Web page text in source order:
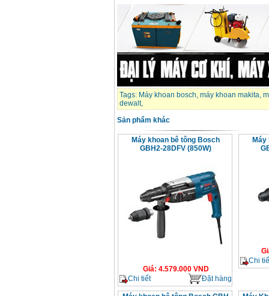
Tags: Máy khoan bosch,máy khoan makita,
dewalt,
Sản phẩm khác
Máy khoan bê tông Bosch
GBH2-28DFV (850W)
Giá: 4.579.000VND
Chi tiết
Đặt hàng
Chi